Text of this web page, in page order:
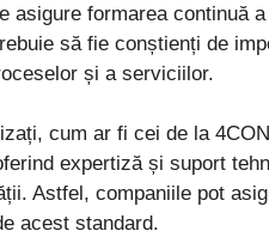
asigure formarea continuă
să fie conștienți de
și a serviciilor.
cum ar fi cei de la
expertiză și suport
Astfel, companiile pot
acest standard.